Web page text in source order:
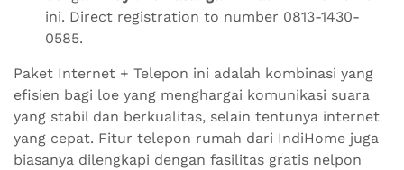
ini. Direct registration to number 0813-1430-
0585.
Paket Internet + Telepon ini adalah kombinasi yang
efisien bagi loe yang menghargai komunikasi suara
yang stabil dan berkualitas, selain tentunya internet
yang cepat. Fitur telepon rumah dari IndiHome juga
biasanya dilengkapi dengan fasilitas gratis nelpon